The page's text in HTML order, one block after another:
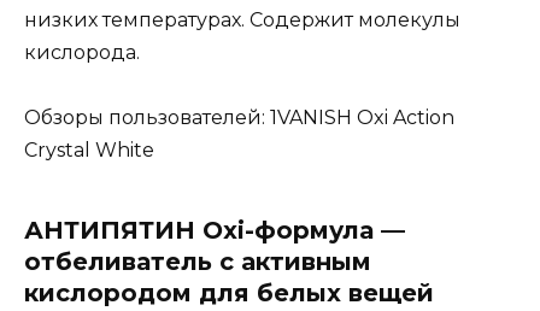
низких температурах. Содержит молекулы
кислорода.
Обзоры пользователей: 1VANISH Oxi Action
Crystal White
АНТИПЯТИН Oxi-формула —
отбеливатель с активным
кислородом для белых вещей